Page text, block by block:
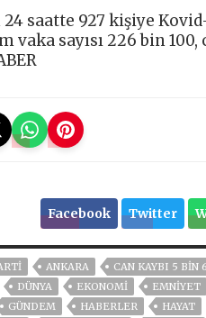
saatte 927 kişiye
sayısı 226 bin 100,
Facebook Twitter
ANKARA CAN KAYBI 5 BIN
DÜNYA EKONOMİ EMNİYET
GÜNDEM HABERLER HAYAT